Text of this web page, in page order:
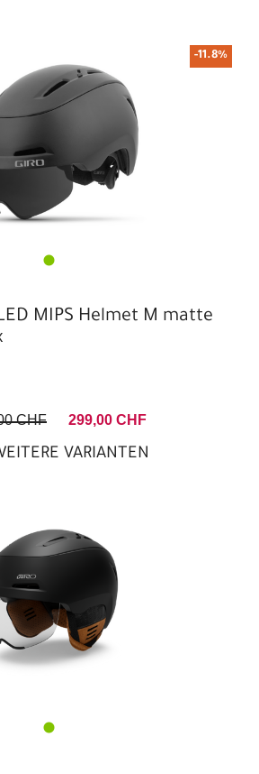
-11.8%
MIPS Helmet M matte
CHF 299,00 CHF
VARIANTEN